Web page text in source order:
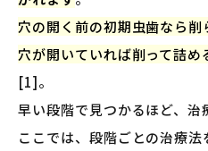
穴の開く前の初期虫歯なら削
穴が開いていれば削って詰
[1]。
早い段階で見つかるほど、治
ここでは、段階ごとの治療法